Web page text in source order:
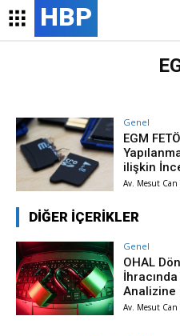
HBP
Genel
EGM
ilişkin
Av. Mesut Can
DİĞER İÇERİKLER
Genel
OHAL
Analizine
Av. Mesut Can